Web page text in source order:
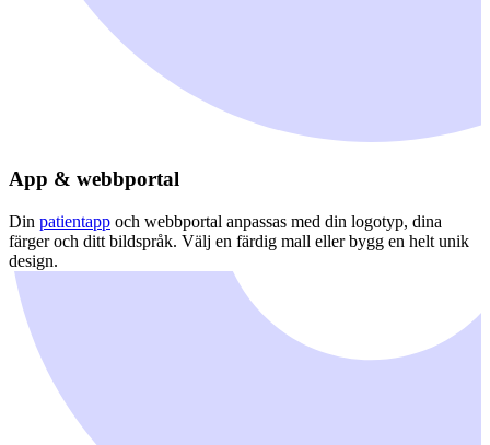
App & webbportal
Din patientapp och webbportal anpassas med din logotyp, dina
färger och ditt bildspråk. Välj en färdig mall eller bygg en helt unik
design.